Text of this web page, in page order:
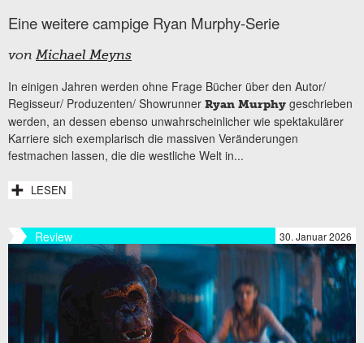
Eine weitere campige Ryan Murphy-Serie
vonMichael Meyns
In einigen Jahren werden ohne Frage Bücher über den Autor/
Regisseur/ Produzenten/ Showrunner Ryan Murphy geschrieben
werden, an dessen ebenso unwahrscheinlicher wie spektakulärer
Karriere sich exemplarisch die massiven Veränderungen
festmachen lassen, die die westliche Welt in...
LESEN
Review 30. Januar 2026